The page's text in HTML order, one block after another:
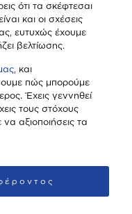
ότι τα σκέφτεσαι
και οι σχέσεις
ευτυχώς έχουμε
βελτίωσης.
, και
πώς μπορούμε
Έχεις γεννηθεί
τους στόχους
αξιοποιήσεις τα